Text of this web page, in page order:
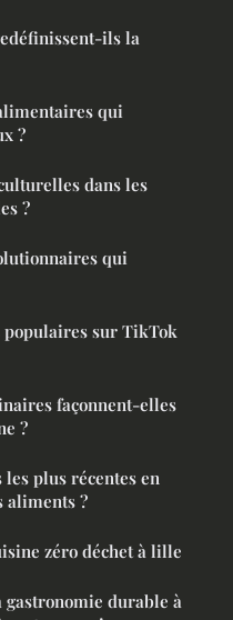
ils la
qui
?
dans les
?
qui
populaires sur TikTok
façonnent-elles
?
plus récentes en
aliments ?
zéro déchet à lille
gastronomie durable à